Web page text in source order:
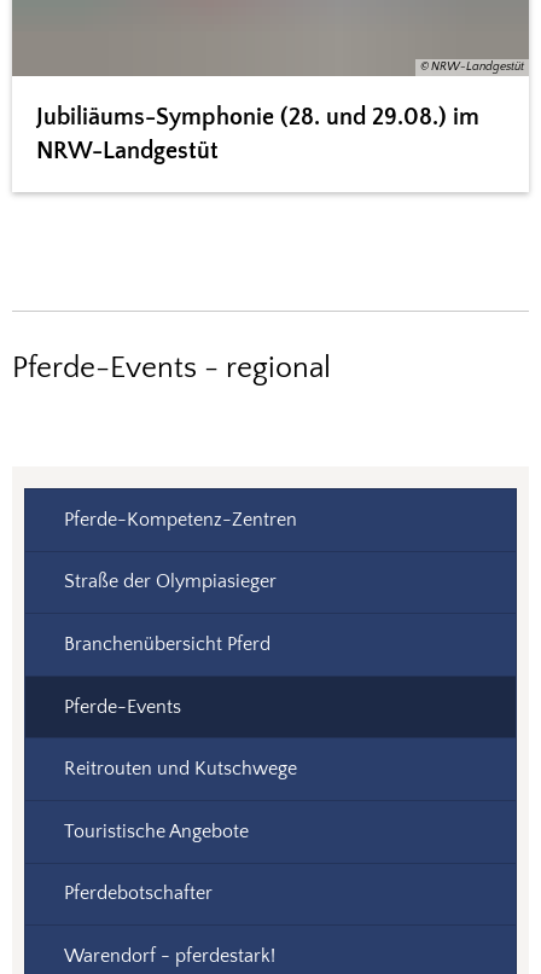
© NRW-Landgestüt
Jubiliäums-Symphonie (28. und 29.08.) im
NRW-Landgestüt
Pferde-Events - regional
Pferde-Kompetenz-Zentren
Straße der Olympiasieger
Branchenübersicht Pferd
Pferde-Events
Reitrouten und Kutschwege
Touristische Angebote
Pferdebotschafter
Warendorf - pferdestark!